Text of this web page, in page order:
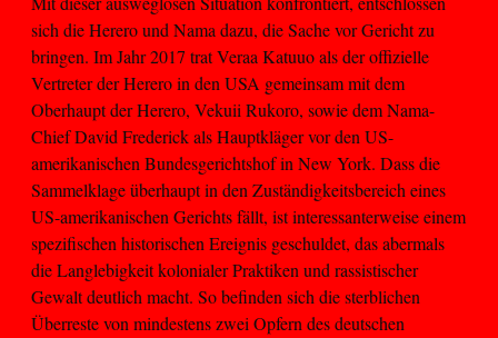
sich die Herero und Nama dazu, die Sache vor Gericht zu
bringen. Im Jahr 2017 trat Veraa Katuuo als der offizielle
Vertreter der Herero in den USA gemeinsam mit dem
Oberhaupt der Herero, Vekuii Rukoro, sowie dem Nama-
Chief David Frederick als Hauptkläger vor den US-
amerikanischen Bundesgerichtshof in New York. Dass die
Sammelklage überhaupt in den Zuständigkeitsbereich eines
US-amerikanischen Gerichts fällt, ist interessanterweise einem
spezifischen historischen Ereignis geschuldet, das abermals
die Langlebigkeit kolonialer Praktiken und rassistischer
Gewalt deutlich macht. So befinden sich die sterblichen
Überreste von mindestens zwei Opfern des deutschen